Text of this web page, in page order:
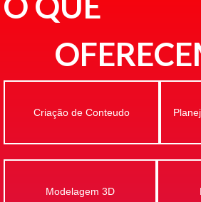
Criação de Conteudo
Modelagem 3D